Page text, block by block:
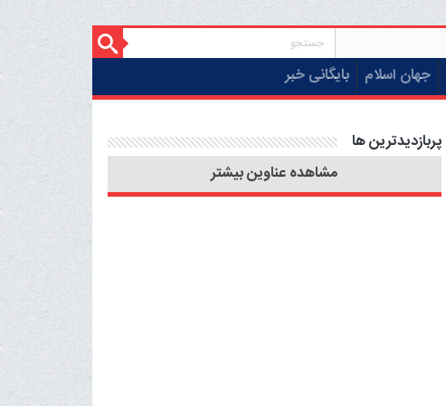
جهان اسلام بایگانی خبر
پربازدیدترین ها
مشاهده عناوین بیشتر